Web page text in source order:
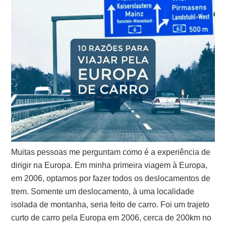
Muitas pessoas me perguntam como é a experiência de
dirigir na Europa. Em minha primeira viagem à Europa,
em 2006, optamos por fazer todos os deslocamentos de
trem. Somente um deslocamento, à uma localidade
isolada de montanha, seria feito de carro. Foi um trajeto
curto de carro pela Europa em 2006, cerca de 200km no